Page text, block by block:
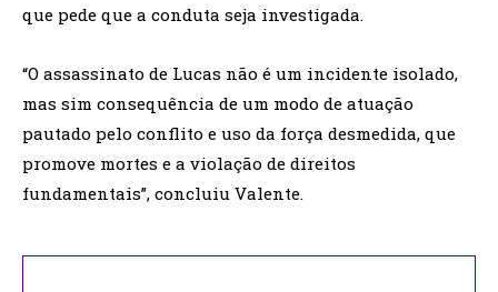
que pede que a conduta seja investigada.
“O assassinato de Lucas não é um incidente isolado,
mas sim consequência de um modo de atuação
pautado pelo conflito e uso da força desmedida, que
promove mortes e a violação de direitos
fundamentais”, concluiu Valente.